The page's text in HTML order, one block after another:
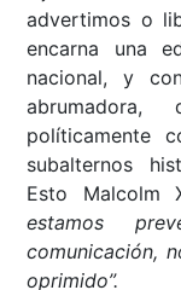
advertimos o
encarna una
nacional, y
políticamente
subalternos
Esto Malcolm
estamos
comunicación,
oprimido”.